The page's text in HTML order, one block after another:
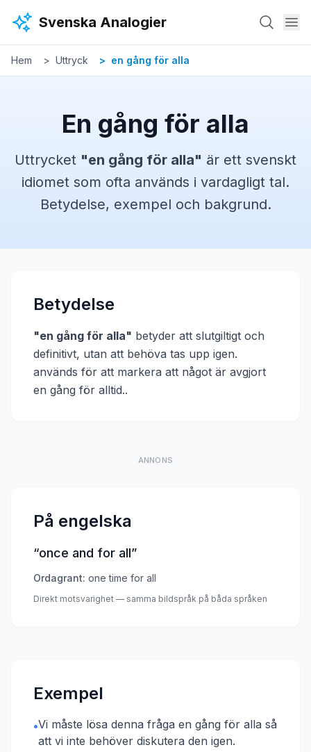
Svenska Analogier
Hem Uttryck en gång för alla
En gång för alla
Uttrycket "en gång för alla" är ett svenskt
idiomet som ofta används i vardagligt tal.
Betydelse, exempel och bakgrund.
Betydelse
"en gång för alla" betyder att slutgiltigt och
definitivt, utan att behöva tas upp igen.
används för att markera att något är avgjort
en gång för alltid..
ANNONS
På engelska
“once and for all”
Ordagrant: one time for all
Direkt motsvarighet — samma bildspråk på båda språken
Exempel
•Vi måste lösa denna fråga en gång för alla så
att vi inte behöver diskutera den igen.